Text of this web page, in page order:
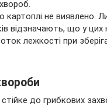
картоплі не виявлено.
відзначають, що у цих
лежкості при
до грибкових